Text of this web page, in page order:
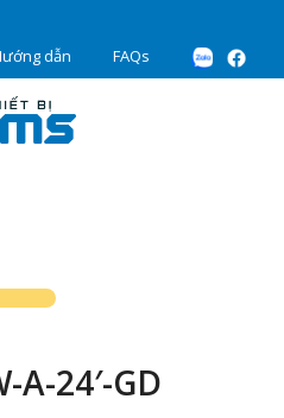
dẫn FAQs
A-24′-GD